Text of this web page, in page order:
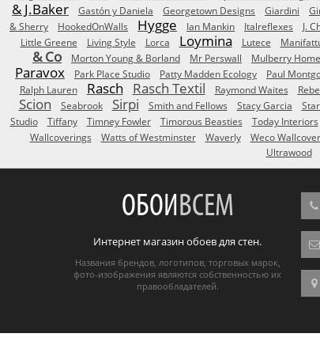
& J.Baker
Gastón y Daniela Georgetown Designs Giardini
& Sherry
HookedOnWalls Hygge Ian Mankin Italreflexes J.
Little Greene
Living Style Lorca Loymina Lutece
& Co
Morton Young & Borland Mr Perswall Mulberry Home
Paravox Park Place Studio Patty Madden Ecology Paul
Ralph Lauren
Rasch Rasch Textil Raymond Waites
Scion Seabrook Sirpi Smith and Fellows Stacy Garcia
Studio
Tiffany Timney Fowler Timorous Beasties Today Interiors
Wallcoverings
Watts of Westminster Waverly Weco
Ultrawood
ОБОИВСЕМ
Интернет магазин обоев для стен.
Названия брендов, логотипов, торговых марок,
фото-изображения являются собственностью их
правообладателей.